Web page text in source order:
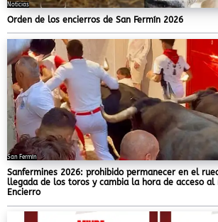
Noticias
Orden de los encierros de San Fermín 2026
San Fermín
Sanfermines 2026: prohibido permanecer en el
llegada de los toros y cambia la hora de acceso al
Encierro